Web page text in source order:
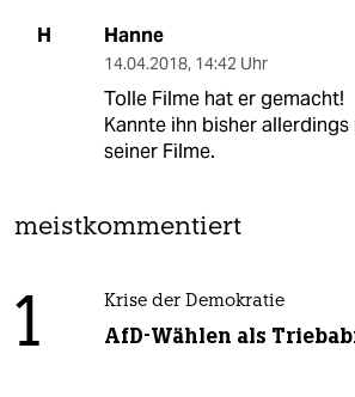
H Hanne
14.04.2018, 14:42 Uhr
Tolle Filme hat er gemacht!
Kannte ihn bisher
seiner Filme.
meistkommentiert
1 Krise der Demokratie
AfD-Wählen als